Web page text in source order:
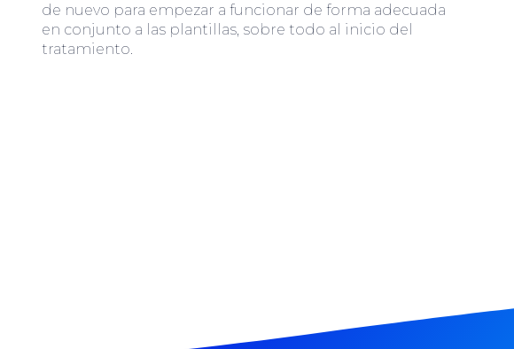
de nuevo para empezar a funcionar de forma adecuada
en conjunto a las plantillas, sobre todo al inicio del
tratamiento.